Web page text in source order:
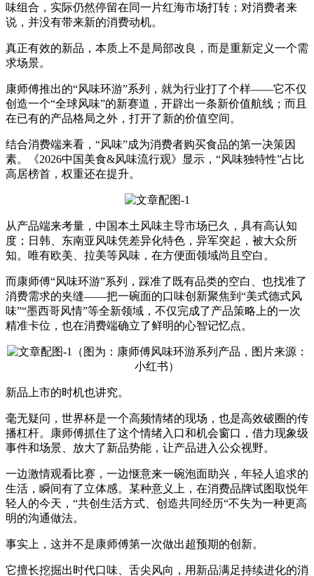
味组合，实际仍然停留在同一片红海市场打转；对消费者来
说，并没有带来新的消费动机。
真正有效的新品，本质上不是局部改良，而是重新定义一个需
求场景。
康师傅推出的“风味环游”系列，就为行业打了个样——它不仅
创造一个“全球风味”的新赛道，开辟出一条新价值航线；而且
在已有的产品格局之外，打开了新的价值空间。
结合消费端来看，“风味”成为消费者购买食品的第一决策因
素。《2026中国美食&风味流行观》显示，“风味独特性”占比
高居榜首，权重还在提升。
从产品端来考量，中国本土风味主导市场已久，具有高认知
度；日韩、东南亚风味凭差异化特色，异军突起，被大众所
知。唯有欧美、拉美等风味，在方便面领域尚且空白。
而康师傅“风味环游”系列，踩准了既有品类的空白、也找准了
消费需求的夹缝——把一碗面的口味创新聚焦到“美式德式风
味”“墨西哥风情”等全新领域，不仅完成了产品策略上的一次
精准卡位，也在消费端确立了鲜明的心智记忆点。
（图为：康师傅风味环游系列产品，图片来源：
小红书）
新品上市的时机也讲究。
毫无疑问，世界杯是一个高频情绪的现场，也是高效破圈的传
播杠杆。康师傅抓住了这个情绪入口和机会窗口，借力现象级
事件和场景、放大了新品势能，让产品进入公众视野。
一边激情观看比赛，一边惬意来一碗泡面助兴，年轻人追求的
生活，瞬间有了立体感。某种意义上，在消费品牌试图取悦年
轻人的今天，“共创生活方式、创造共同经历“不失为一种更高
明的沟通做法。
事实上，这并不是康师傅第一次做出超预期的创新。
它擅长挖掘出时代口味、舌尖风向，用新品满足持续进化的消